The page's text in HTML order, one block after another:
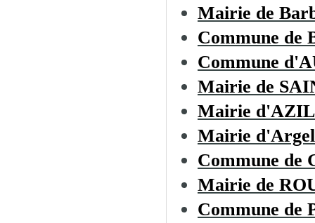
Mairie de
Commune de
Commune
Mairie de
Mairie
Mairie
Commune
Mairie de
Commune de